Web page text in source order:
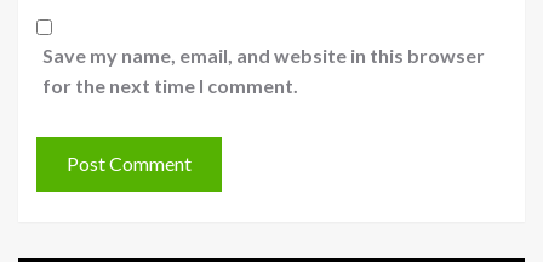
Save my name, email, and website in this browser
for the next time I comment.